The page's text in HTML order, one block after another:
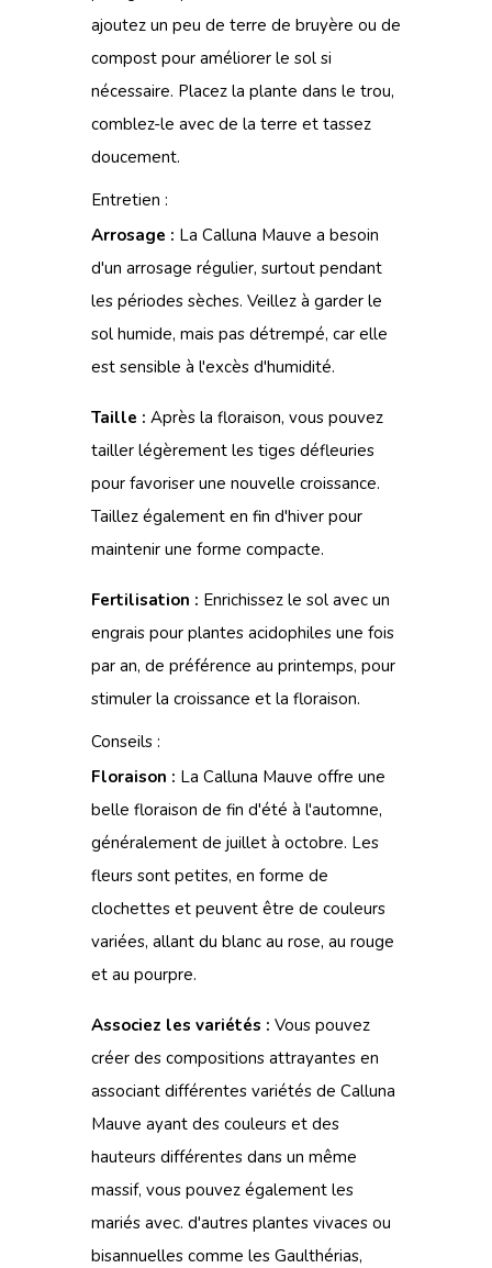
ajoutez un peu de terre de bruyère ou de
compost pour améliorer le sol si
nécessaire. Placez la plante dans le trou,
comblez-le avec de la terre et tassez
doucement.
Entretien :
Arrosage : La Calluna Mauve a besoin
d'un arrosage régulier, surtout pendant
les périodes sèches. Veillez à garder le
sol humide, mais pas détrempé, car elle
est sensible à l'excès d'humidité.
Taille : Après la floraison, vous pouvez
tailler légèrement les tiges défleuries
pour favoriser une nouvelle croissance.
Taillez également en fin d'hiver pour
maintenir une forme compacte.
Fertilisation : Enrichissez le sol avec un
engrais pour plantes acidophiles une fois
par an, de préférence au printemps, pour
stimuler la croissance et la floraison.
Conseils :
Floraison : La Calluna Mauve offre une
belle floraison de fin d'été à l'automne,
généralement de juillet à octobre. Les
fleurs sont petites, en forme de
clochettes et peuvent être de couleurs
variées, allant du blanc au rose, au rouge
et au pourpre.
Associez les variétés : Vous pouvez
créer des compositions attrayantes en
associant différentes variétés de Calluna
Mauve ayant des couleurs et des
hauteurs différentes dans un même
massif, vous pouvez également les
mariés avec. d'autres plantes vivaces ou
bisannuelles comme les Gaulthérias,